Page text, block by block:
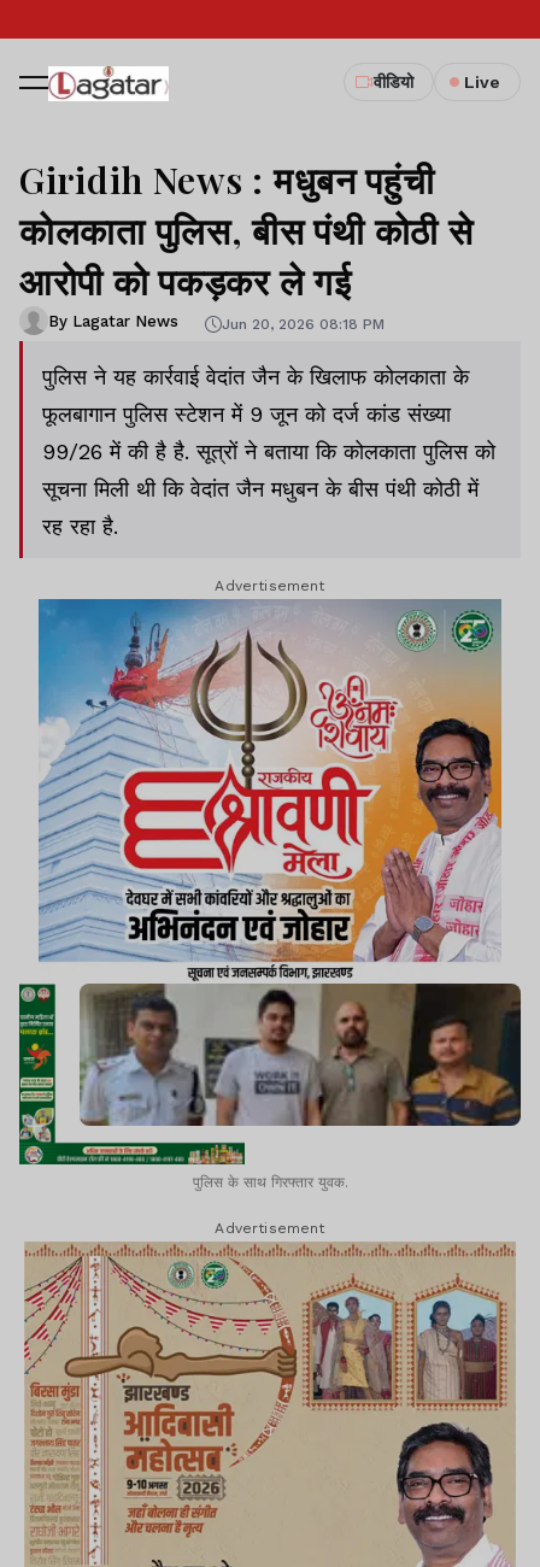
वीडियो Live
Giridih News : मधुबन पहुंची
कोलकाता पुलिस, बीस पंथी कोठी से
आरोपी को पकड़कर ले गई
By Lagatar News Jun 20, 2026 08:18 PM
पुलिस ने यह कार्रवाई वेदांत जैन के खिलाफ कोलकाता के
फूलबागान पुलिस स्टेशन में 9 जून को दर्ज कांड संख्या
99/26 में की है है. सूत्रों ने बताया कि कोलकाता पुलिस को
सूचना मिली थी कि वेदांत जैन मधुबन के बीस पंथी कोठी में
रह रहा है.
Advertisement
पुलिस के साथ गिरफ्तार युवक.
Advertisement